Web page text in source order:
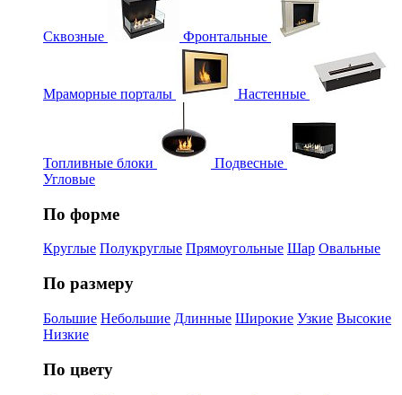
Сквозные Фронтальные
Мраморные порталы Настенные
Топливные блоки
Подвесные
Угловые
По форме
Круглые Полукруглые Прямоугольные Шар Овальные
По размеру
Большие Небольшие Длинные Широкие Узкие Высокие
Низкие
По цвету